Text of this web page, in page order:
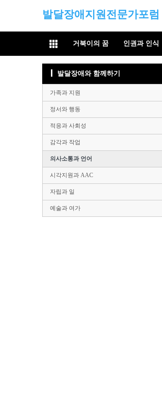
발달장애지원전문가포럼
거북이의 꿈 인권과 인식
발달장애와 함께하기
가족과 지원
정서와 행동
적응과 사회성
감각과 작업
의사소통과 언어
시각지원과 AAC
자립과 일
예술과 여가